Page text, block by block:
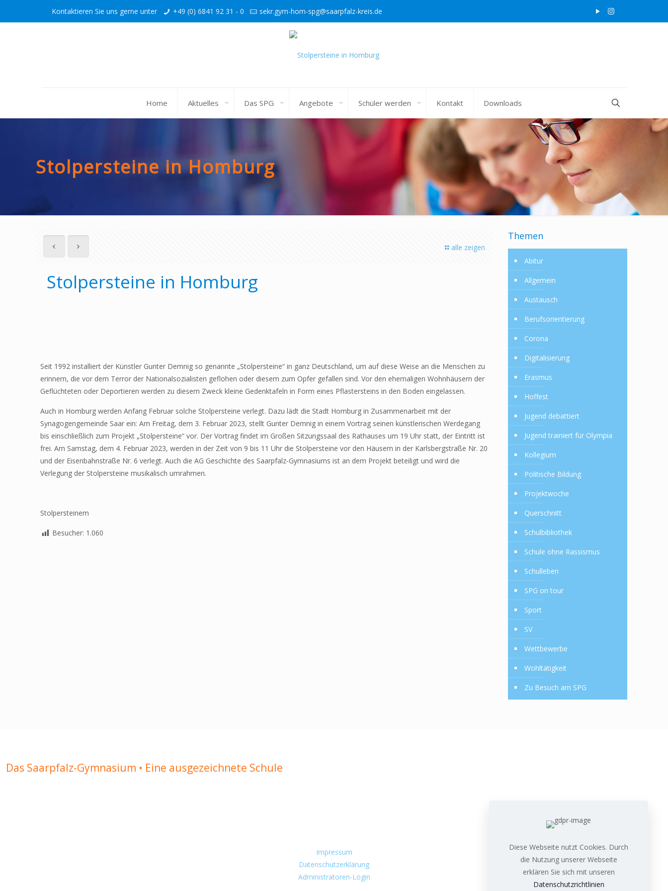
Kontaktieren Sie uns gerne unter +49 (0) 6841 92 31 - 0 sekr.gym-hom-spg@saarpfalz-kreis.de
Home Aktuelles Das SPG Angebote Schüler werden Kontakt Downloads
Stolpersteine in Homburg
alle zeigen
Stolpersteine in Homburg
Seit 1992 installiert der Künstler Gunter Demnig so genannte „Stolpersteine“ in ganz Deutschland, um auf diese Weise an die Menschen zu
erinnern, die vor dem Terror der Nationalsozialisten geflohen oder diesem zum Opfer gefallen sind. Vor den ehemaligen Wohnhäusern der
Geflüchteten oder Deportieren werden zu diesem Zweck kleine Gedenktafeln in Form eines Pflastersteins in den Boden eingelassen.
Auch in Homburg werden Anfang Februar solche Stolpersteine verlegt. Dazu lädt die Stadt Homburg in Zusammenarbeit mit der
Synagogengemeinde Saar ein: Am Freitag, dem 3. Februar 2023, stellt Gunter Demnig in einem Vortrag seinen künstlerischen Werdegang
bis einschließlich zum Projekt „Stolpersteine“ vor. Der Vortrag findet im Großen Sitzungssaal des Rathauses um 19 Uhr statt, der Eintritt ist
frei. Am Samstag, dem 4. Februar 2023, werden in der Zeit von 9 bis 11 Uhr die Stolpersteine vor den Häusern in der Karlsbergstraße Nr. 20
und der Eisenbahnstraße Nr. 6 verlegt. Auch die AG Geschichte des Saarpfalz-Gymnasiums ist an dem Projekt beteiligt und wird die
Verlegung der Stolpersteine musikalisch umrahmen.
Stolpersteinem
Besucher: 1.060
Themen
Abitur
Allgemein
Austausch
Berufsorientierung
Corona
Digitalisierung
Erasmus
Hoffest
Jugend debattiert
Jugend trainiert für Olympia
Kollegium
Politische Bildung
Projektwoche
Querschnitt
Schulbibliothek
Schule ohne Rassismus
Schulleben
SPG on tour
Sport
SV
Wettbewerbe
Wohltätigkeit
Zu Besuch am SPG
Das Saarpfalz-Gymnasium • Eine ausgezeichnete Schule
Impressum
Datenschutzerklärung
Administratoren-Login
Diese Webseite nutzt Cookies. Durch
die Nutzung unserer Webseite
erklären Sie sich mit unseren
Datenschutzrichtlinien